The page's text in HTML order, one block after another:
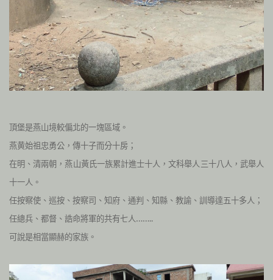
頂堡是燕山境較偏北的一塊區域。
燕黄始祖忠勇公，傳十子而分十房；
在明、清兩朝，燕山黃氏一族累計進士十人，文科舉人三十八人，武舉人
十一人。
任按察使、巡按、按察司、知府、通判、知縣、教諭、訓導達五十多人；
任總兵、都督、誥命將軍的共有七人……..
可說是相當顯赫的家族。